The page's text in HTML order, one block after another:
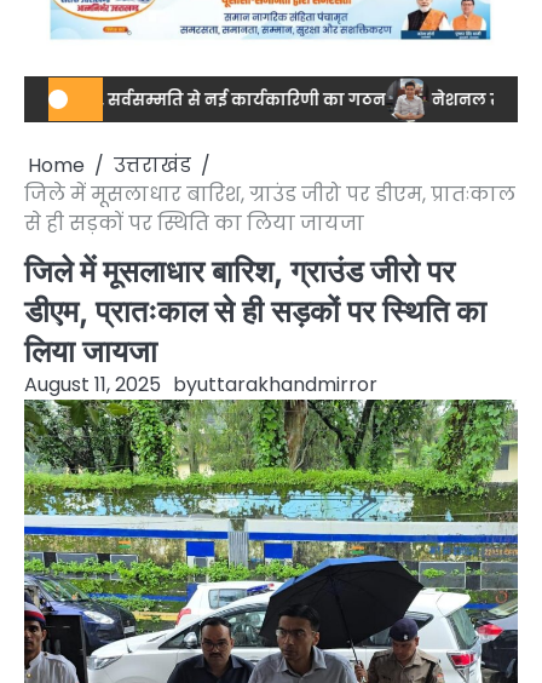
से नई कार्यकारिणी का गठन नेशनल स्तर पर ड्रग आयुक्त
Home
उत्तराखंड
जिले में मूसलाधार बारिश, ग्राउंड जीरो पर डीएम, प्रातःकाल
से ही सड़कों पर स्थिति का लिया जायजा
जिले में मूसलाधार बारिश, ग्राउंड जीरो पर
डीएम, प्रातःकाल से ही सड़कों पर स्थिति का
लिया जायजा
August 11, 2025 byuttarakhandmirror